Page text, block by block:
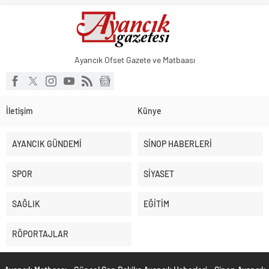
Küçük işletmeler büyük siber risklerle karşı karşıya
Ayancık Ofset Gazete ve Matbaası
İletişim Künye
AYANCIK GÜNDEMİ SİNOP HABERLERİ
SPOR SİYASET
SAĞLIK EĞİTİM
RÖPORTAJLAR